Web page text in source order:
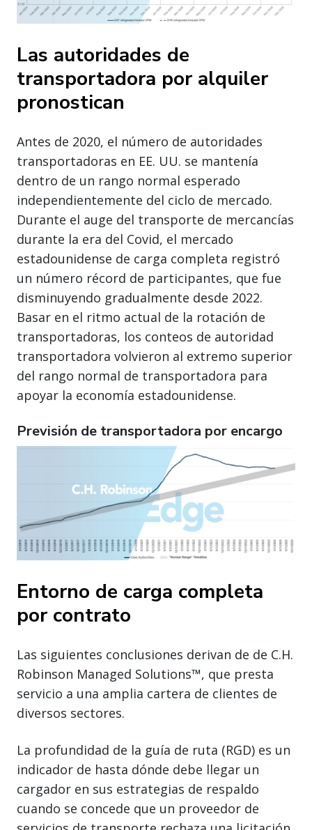
Las autoridades de
transportadora por alquiler
pronostican
Antes de 2020, el número de autoridades
transportadoras en EE. UU. se mantenía
dentro de un rango normal esperado
independientemente del ciclo de mercado.
Durante el auge del transporte de mercancías
durante la era del Covid, el mercado
estadounidense de carga completa registró
un número récord de participantes, que fue
disminuyendo gradualmente desde 2022.
Basar en el ritmo actual de la rotación de
transportadoras, los conteos de autoridad
transportadora volvieron al extremo superior
del rango normal de transportadora para
apoyar la economía estadounidense.
Previsión de transportadora por encargo
Entorno de carga completa
por contrato
Las siguientes conclusiones derivan de de C.H.
Robinson Managed Solutions™, que presta
servicio a una amplia cartera de clientes de
diversos sectores.
La profundidad de la guía de ruta (RGD) es un
indicador de hasta dónde debe llegar un
cargador en sus estrategias de respaldo
cuando se concede que un proveedor de